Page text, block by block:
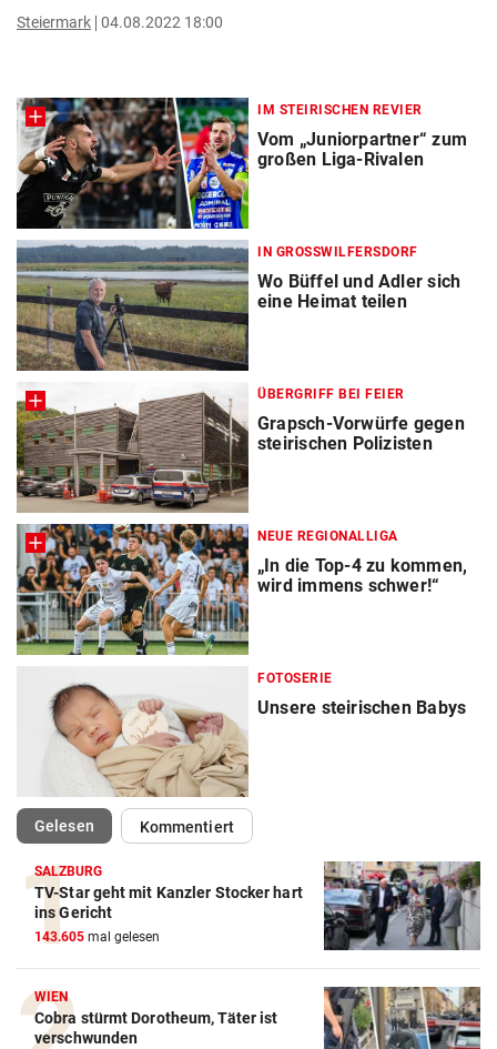
Steiermark 04.08.2022 18:00
IM STEIRISCHEN REVIER
Vom „Juniorpartner“ zum
großen Liga-Rivalen
IN GROSSWILFERSDORF
Wo Büffel und Adler sich
eine Heimat teilen
ÜBERGRIFF BEI FEIER
Grapsch-Vorwürfe gegen
steirischen Polizisten
NEUE REGIONALLIGA
„In die Top-4 zu kommen,
wird immens schwer!“
FOTOSERIE
Unsere steirischen Babys
Gelesen(ausgewählt)Kommentiert
SALZBURG
TV-Star geht mit Kanzler Stocker hart
ins Gericht
143.605 mal gelesen
WIEN
Cobra stürmt Dorotheum, Täter ist
verschwunden